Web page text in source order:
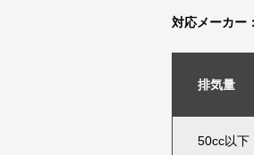
対応メーカー：
排気量
50cc以下